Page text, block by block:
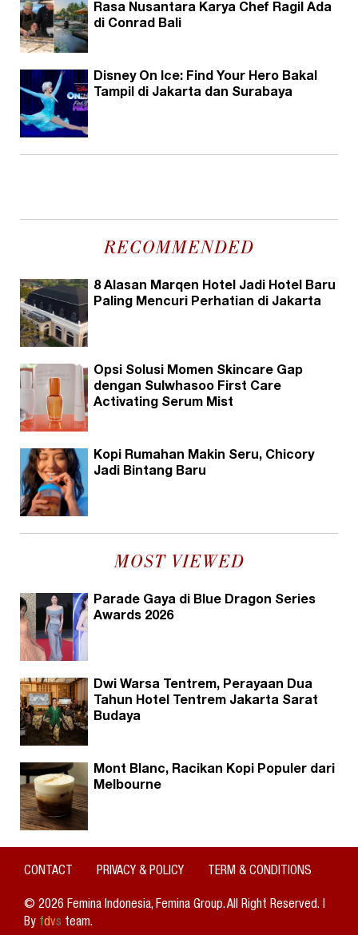
Rasa Nusantara Karya Chef Ragil Ada
di Conrad Bali
Disney On Ice: Find Your Hero Bakal
Tampil di Jakarta dan Surabaya
RECOMMENDED
8 Alasan Marqen Hotel Jadi Hotel Baru
Paling Mencuri Perhatian di Jakarta
Opsi Solusi Momen Skincare Gap
dengan Sulwhasoo First Care
Activating Serum Mist
Kopi Rumahan Makin Seru, Chicory
Jadi Bintang Baru
MOST VIEWED
Parade Gaya di Blue Dragon Series
Awards 2026
Dwi Warsa Tentrem, Perayaan Dua
Tahun Hotel Tentrem Jakarta Sarat
Budaya
Mont Blanc, Racikan Kopi Populer dari
Melbourne
CONTACT PRIVACY & POLICY TERM & CONDITIONS
© 2026 Femina Indonesia, Femina Group. All Right Reserved. |
By fdvs team.